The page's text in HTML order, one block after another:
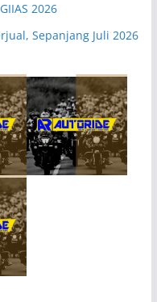
2026
Sepanjang Juli 2026